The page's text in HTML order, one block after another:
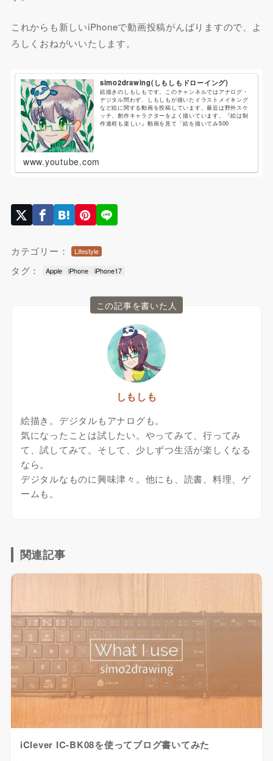
これからも新しいiPhoneで動画投稿がんばりますので、よ
ろしくおねがいいたします。
simo2drawing(しもしもドローイング)
絵描きのしもしもです。このチャンネルではアナログ・
デジタル問わず、しもしもが描いたイラストメイキング
など絵に関する動画を投稿しています。最近は野外スケ
ッチ、創作キャラクターをよく描いています。『絵は制
作過程も楽しい』動画を見て「絵を描いてみ500
www.youtube.com
カテゴリー： Lifestyle
タグ： Apple iPhone iPhone17
この記事を書いた人
しもしも
絵描き。デジタルもアナログも。
気になったことは試したい。やってみて、行ってみ
て、試してみて。そして、少しずつ生活が楽しくなる
なら。
デジタルなものに興味津々。他にも、読書、料理、ゲ
ームも。
関連記事
iClever IC-BK08を使ってブログ書いてみた